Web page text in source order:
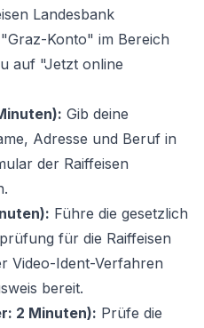
Landesbank
Konto" im Bereich
auf "Jetzt online
Gib deine
Adresse und Beruf in
der Raiffeisen
Führe die gesetzlich
für die Raiffeisen
Video-Ident-Verfahren
bereit.
2 Minuten): Prüfe die